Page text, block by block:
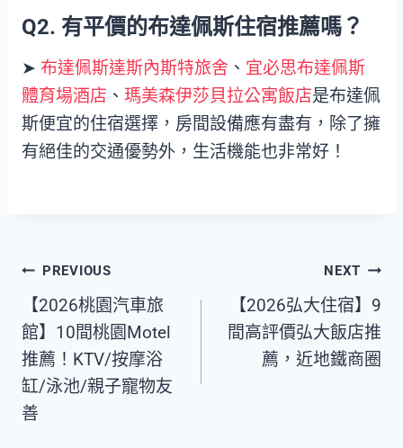
Q2. 有平價的布達佩斯住宿推薦嗎？
➤ 布達佩斯達斯內斯特旅舍 、 宜必思布達佩斯
體育場酒店 、 瑪美森伊莎貝拉公寓飯店是布達佩
斯便宜的住宿選擇，房間設備應有盡有，除了擁
有絕佳的交通優勢外，生活機能也非常好！
Post
navigation
PREVIOUS
【2026桃園汽車旅
館】10間桃園Motel
推薦！KTV/按摩浴
缸/泳池/親子寵物友
善
NEXT
【2026弘大住宿】9
間高評價弘大飯店推
薦，近地鐵商圈